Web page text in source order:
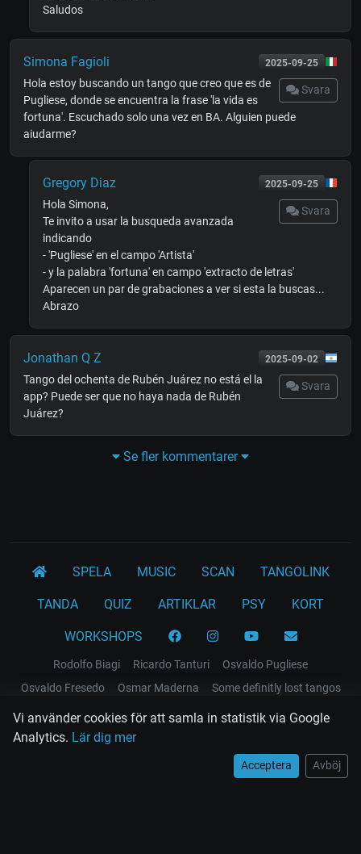
Vi använder cookies för att samla in statistik via Google
Analytics. Lär dig mer
Acceptera Avböj
Saludos
2025-09-25
Simona Fagioli
Svara
Hola estoy buscando un tango que creo que es de
Pugliese, donde se encuentra la frase 'la vida es
fortuna'. Escuchado solo una vez en BA. Alguien puede
aiudarme?
2025-09-25
Gregory Diaz
Svara
Hola Simona,
Te invito a usar la busqueda avanzada
indicando
- 'Pugliese' en el campo 'Artista'
- y la palabra 'fortuna' en campo 'extracto de letras'
Aparecen un par de grabaciones a ver si esta la buscas...
Abrazo
2025-09-02
Jonathan Q Z
Svara
Tango del ochenta de Rubén Juárez no está el la
app? Puede ser que no haya nada de Rubén
Juárez?
Se fler kommentarer
SPELA MUSIC SCAN TANGOLINK
TANDA QUIZ ARTIKLAR PSY KORT
WORKSHOPS
Rodolfo Biagi Ricardo Tanturi
Osvaldo Pugliese
Osvaldo Fresedo
Osmar Maderna
Some definitly lost tangos
Juan D'Arienzo
Carlos Di Sarli
Villkor och juridiska meddelanden
EL RECODO TANGO